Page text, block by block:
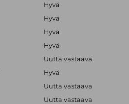
Hyvä
Hyvä
Hyvä
Hyvä
Uutta vastaava
Hyvä
Uutta vastaava
Uutta vastaava